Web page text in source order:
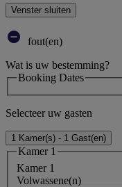
Venster sluiten
fout(en)
Wat is uw bestemming?
Booking Dates
Selecteer uw gasten
1 Kamer(s) - 1 Gast(en)
Kamer 1
Kamer 1
Volwassene(n)